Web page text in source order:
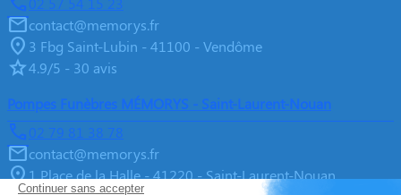
contact@memorys.fr
3 Fbg Saint-Lubin - 41100 - Vendôme
4.9/5 - 30 avis
Pompes Funèbres MÉMORYS - Saint-Laurent-Nouan
02 79 81 38 78
contact@memorys.fr
1 Place de la Halle - 41220 - Saint-Laurent-Nouan